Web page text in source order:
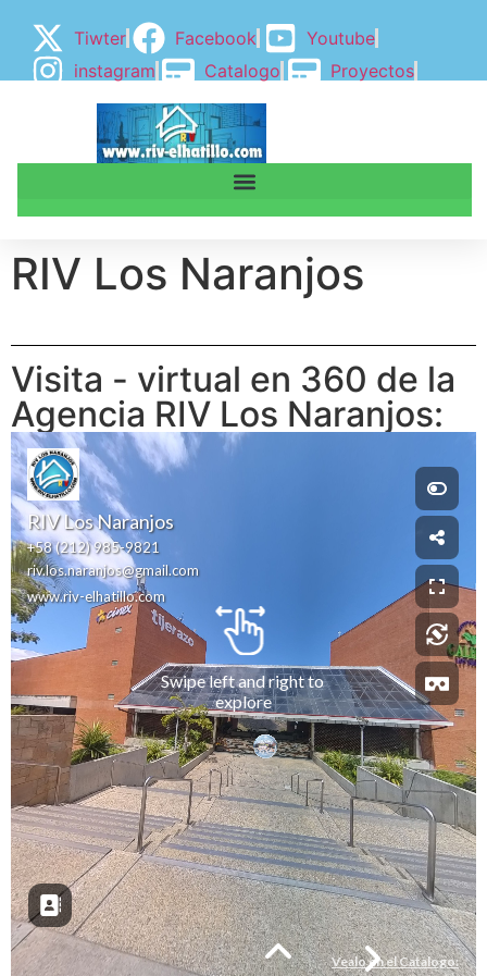
Tiwter Facebook
Youtube
instagram
Catalogo
Proyectos
BLOGGER
BLOG
RIV Los Naranjos
Visita - virtual en 360 de la
Agencia RIV Los Naranjos: